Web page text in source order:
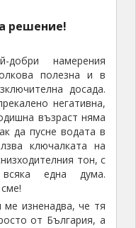
решение!
намерения
полезна и в
досада.
негативна,
възраст няма
да пусне водата в
ключалката на
тон, с
една дума.
изненадва, че тя
от България, а